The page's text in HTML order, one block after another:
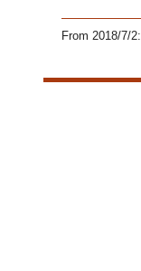
From 2018/7/2: